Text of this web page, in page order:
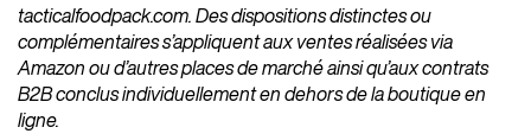
Végétarien
tacticalfoodpack.com. Des dispositions distinctes ou
complémentaires s’appliquent aux ventes réalisées via
Amazon ou d’autres places de marché ainsi qu’aux contrats
B2B conclus individuellement en dehors de la boutique en
ligne.